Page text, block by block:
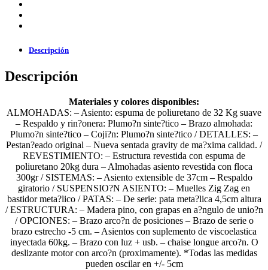
Descripción
Descripción
Materiales y colores disponibles:
ALMOHADAS: – Asiento: espuma de poliuretano de 32 Kg suave
– Respaldo y rin?onera: Plumo?n sinte?tico – Brazo almohada:
Plumo?n sinte?tico – Coji?n: Plumo?n sinte?tico / DETALLES: –
Pestan?eado original – Nueva sentada gravity de ma?xima calidad. /
REVESTIMIENTO: – Estructura revestida con espuma de
poliuretano 20kg dura – Almohadas asiento revestida con floca
300gr / SISTEMAS: – Asiento extensible de 37cm – Respaldo
giratorio / SUSPENSIO?N ASIENTO: – Muelles Zig Zag en
bastidor meta?lico / PATAS: – De serie: pata meta?lica 4,5cm altura
/ ESTRUCTURA: – Madera pino, con grapas en a?ngulo de unio?n
/ OPCIONES: – Brazo arco?n de posiciones – Brazo de serie o
brazo estrecho -5 cm. – Asientos con suplemento de viscoelastica
inyectada 60kg. – Brazo con luz + usb. – chaise longue arco?n. O
deslizante motor con arco?n (proximamente). *Todas las medidas
pueden oscilar en +/- 5cm